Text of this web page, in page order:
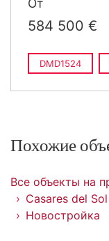
От
584 500 €
DMD1524
Похожие
Все объекты на
Casares del
Новостройка